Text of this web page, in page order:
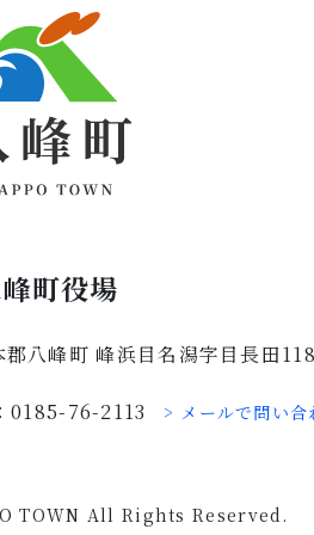
町役場
八峰町 峰浜目名潟字目長田118
76-2113 > メールで問い合
TOWN All Rights Reserved.